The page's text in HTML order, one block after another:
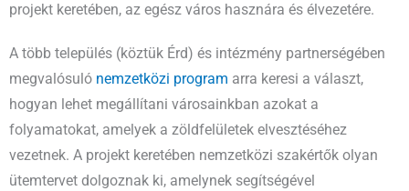
projekt keretében, az egész város hasznára és élvezetére.
A több település (köztük Érd) és intézmény partnerségében
megvalósuló nemzetközi program arra keresi a választ,
hogyan lehet megállítani városainkban azokat a
folyamatokat, amelyek a zöldfelületek elvesztéséhez
vezetnek. A projekt keretében nemzetközi szakértők olyan
ütemtervet dolgoznak ki, amelynek segítségével